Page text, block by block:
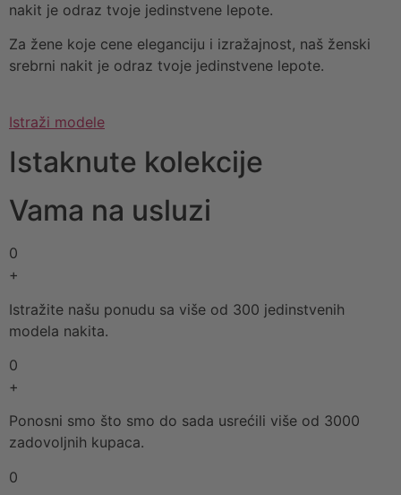
nakit je odraz tvoje jedinstvene lepote.
Za žene koje cene eleganciju i izražajnost, naš ženski
srebrni nakit je odraz tvoje jedinstvene lepote.
Istraži modele
Istaknute kolekcije
Vama na usluzi
0
+
Istražite našu ponudu sa više od 300 jedinstvenih
modela nakita.
0
+
Ponosni smo što smo do sada usrećili više od 3000
zadovoljnih kupaca.
0